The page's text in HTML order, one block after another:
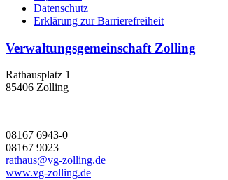
Datenschutz
Erklärung zur Barrierefreiheit
Verwaltungsgemeinschaft Zolling
Rathausplatz 1
85406 Zolling
08167 6943-0
08167 9023
rathaus@vg-zolling.de
www.vg-zolling.de